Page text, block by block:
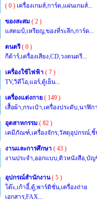
( 0 ) เครื่องเกมส์,การ์ด,แผ่นเกมส์...
ของสะสม ( 2 )
แสตมป์,เหรียญ,ของที่ระลึก,การ์ด...
ดนตรี ( 0 )
กีต้าร์,เครื่องเสียง,CD,วงดนตรี...
เครื่องใช้ไฟฟ้า ( 7 )
TV,วิดีโอ,แอร์,ตู้เย็น...
เครื่องแต่งกาย ( 149 )
เสื้อผ้า,กระเป๋า,เครื่องประดับ,นาฬิก
อุตสาหกรรม ( 82 )
เคมีภัณฑ์,เครื่องจักร,วัสดุอุปกรณ์,ชิ้
งานและการศึกษา ( 43 )
งานประจำ,ออกแบบ,ติวหนังสือ,บัญ
อุปกรณ์สำนักงาน ( 5 )
โต๊ะ,เก้าอี้,ตู้,พาร์ติชั่น,เครื่องถ่าย
เอกสาร,FAX...